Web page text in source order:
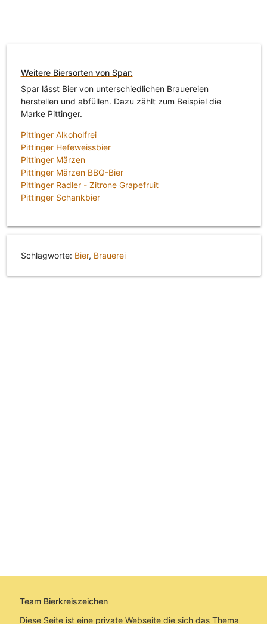
Weitere Biersorten von Spar:
Spar lässt Bier von unterschiedlichen Brauereien
herstellen und abfüllen. Dazu zählt zum Beispiel die
Marke Pittinger.
Pittinger Alkoholfrei
Pittinger Hefeweissbier
Pittinger Märzen
Pittinger Märzen BBQ-Bier
Pittinger Radler - Zitrone Grapefruit
Pittinger Schankbier
Schlagworte: Bier, Brauerei
Team Bierkreiszeichen
Diese Seite ist eine private Webseite die sich das Thema